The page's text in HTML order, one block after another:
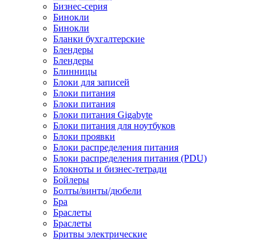
Бизнес-серия
Бинокли
Бинокли
Бланки бухгалтерские
Блендеры
Блендеры
Блинницы
Блоки для записей
Блоки питания
Блоки питания
Блоки питания Gigabyte
Блоки питания для ноутбуков
Блоки проявки
Блоки распределения питания
Блоки распределения питания (PDU)
Блокноты и бизнес-тетради
Бойлеры
Болты/винты/дюбели
Бра
Браслеты
Браслеты
Бритвы электрические